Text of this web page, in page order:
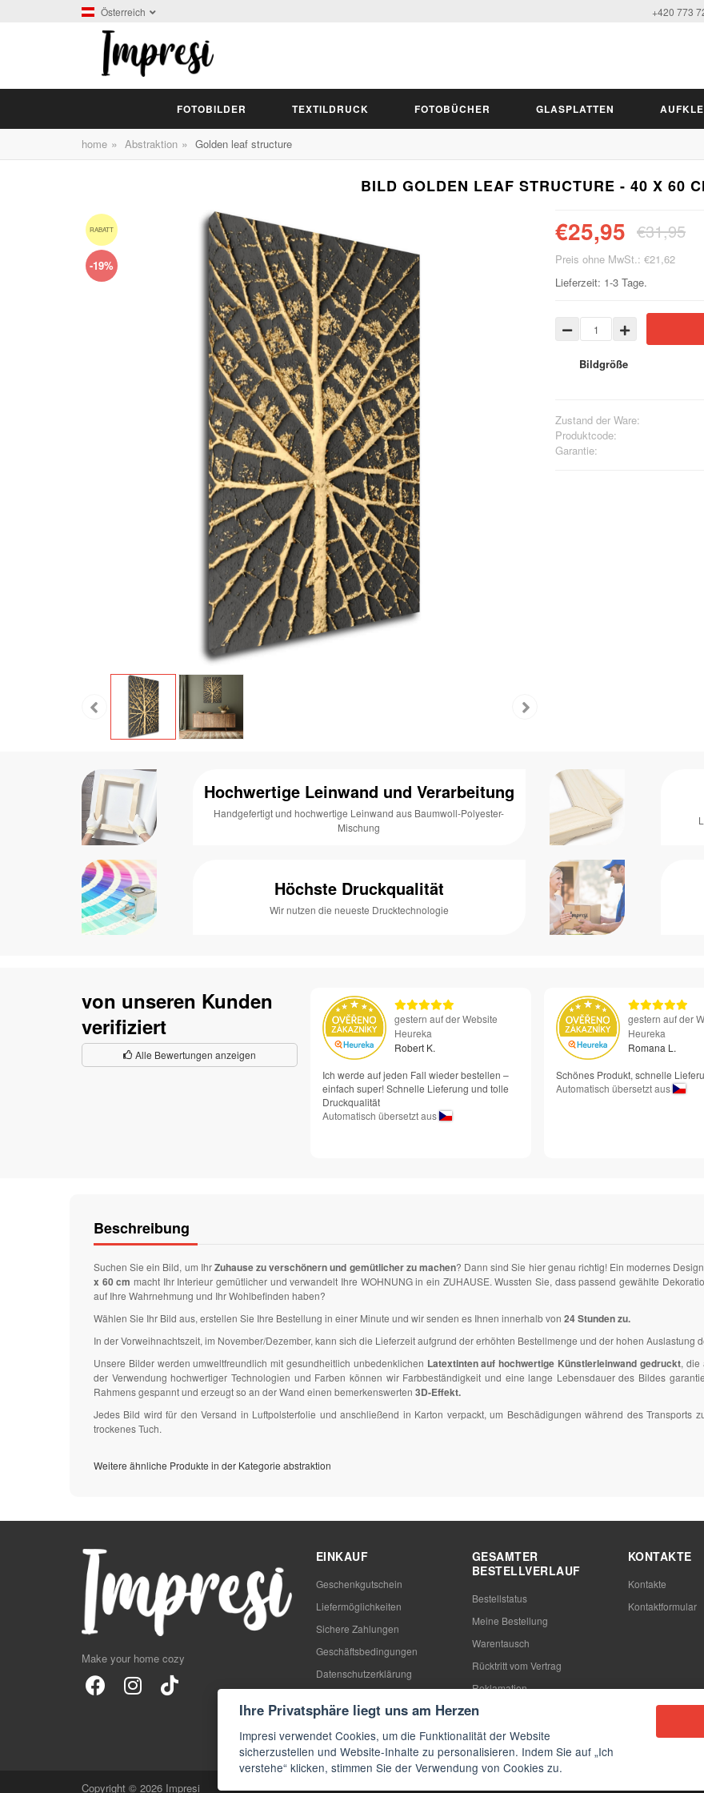
Österreich +420 773
FOTOBILDER TEXTILDRUCK FOTOBÜCHER GLASPLATTEN
home » Abstraktion » Golden leaf structure
BILD GOLDEN LEAF STRUCTURE - 40 X 60
RABATT
-19%
€25,95 €31,95
Preis ohne MwSt.: €21,62
Lieferzeit: 1-3 Tage.
Bildgröße
Zustand der Ware:
Produktcode:
Garantie:
Hochwertige Leinwand und Verarbeitung
Handgefertigt und hochwertige Leinwand aus Baumwoll-Polyester-
Mischung
Höchste Druckqualität
Wir nutzen die neueste Drucktechnologie
von unseren Kunden
verifiziert
Alle Bewertungen anzeigen
gestern auf der Website
Heureka
Robert K.
Ich werde auf jeden Fall wieder bestellen –
einfach super! Schnelle Lieferung und tolle
Druckqualität
Automatisch übersetzt aus
gestern auf der
Heureka
Romana L.
Schönes Produkt, schnelle
Automatisch übersetzt aus
Beschreibung
Suchen Sie ein Bild, um IhrZuhause zu verschönern und gemütlicher zu machen? Dann sind Sie hier genau richtig! Ein modernes
x 60 cm macht Ihr Interieur gemütlicher und verwandelt Ihre WOHNUNG in ein ZUHAUSE. Wussten Sie, dass passend gewählte
auf Ihre Wahrnehmung und Ihr Wohlbefinden haben?
Wählen Sie Ihr Bild aus, erstellen Sie Ihre Bestellung in einer Minute und wir senden es Ihnen innerhalb von 24 Stunden zu.
In der Vorweihnachtszeit, im November/Dezember, kann sich die Lieferzeit aufgrund der erhöhten Bestellmenge und der hohen Auslastung
Unsere Bilder werden umweltfreundlich mit gesundheitlich unbedenklichen Latextinten auf hochwertige Künstlerleinwand gedruckt, die
der Verwendung hochwertiger Technologien und Farben können wir Farbbeständigkeit und eine lange Lebensdauer des Bildes
Rahmens gespannt und erzeugt so an der Wand einen bemerkenswerten 3D-Effekt.
Jedes Bild wird für den Versand in Luftpolsterfolie und anschließend in Karton verpackt, um Beschädigungen während des Transports
trockenes Tuch.
Weitere ähnliche Produkte in der Kategorie abstraktion
Make your home cozy
EINKAUF
Geschenkgutschein
Liefermöglichkeiten
Sichere Zahlungen
Geschäftsbedingungen
Datenschutzerklärung
Blog
FAQs
GESAMTER
BESTELLVERLAUF
Bestellstatus
Meine Bestellung
Warentausch
Rücktritt vom Vertrag
Reklamation
KONTAKTE
Kontakte
Kontaktformular
Copyright © 2026 Impresi
Ihre Privatsphäre liegt uns am Herzen
Impresi verwendet Cookies, um die Funktionalität der Website
sicherzustellen und Website-Inhalte zu personalisieren. Indem Sie auf „Ich
verstehe“ klicken, stimmen Sie der Verwendung von Cookies zu.